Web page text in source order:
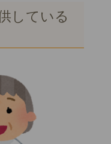
している